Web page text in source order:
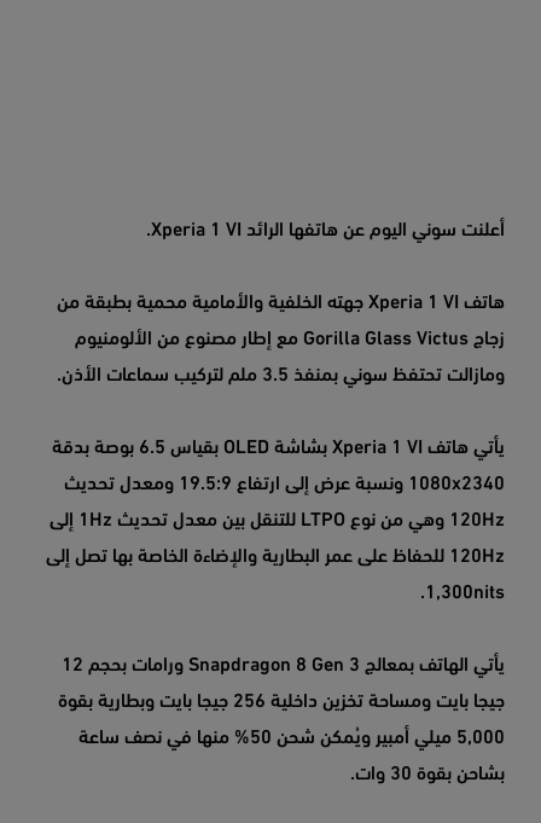
أعلنت سوني اليوم عن هاتفها الرائد Xperia 1 VI.
هاتف Xperia 1 VI جهته الخلفية والأمامية محمية بطبقة من
زجاج Gorilla Glass Victus مع إطار مصنوع من الألومنيوم
ومازالت تحتفظ سوني بمنفذ 3.5 ملم لتركيب سماعات الأذن.
يأتي هاتف Xperia 1 VI بشاشة OLED بقياس 6.5 بوصة بدقة
1080x2340 ونسبة عرض إلى ارتفاع 19.5:9 ومعدل تحديث
120Hz وهي من نوع LTPO للتنقل بين معدل تحديث 1Hz إلى
120Hz للحفاظ على عمر البطارية والإضاءة الخاصة بها تصل إلى
1,300nits.
يأتي الهاتف بمعالج Snapdragon 8 Gen 3 ورامات بحجم 12
جيجا بايت ومساحة تخزين داخلية 256 جيجا بايت وبطارية بقوة
5,000 ميلي أمبير ويُمكن شحن 50% منها في نصف ساعة
بشاحن بقوة 30 وات.